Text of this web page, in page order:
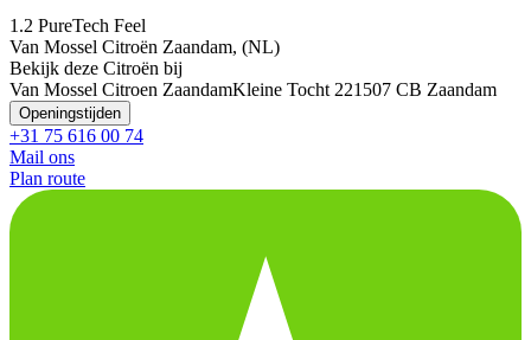
1.2 PureTech Feel
Van Mossel Citroën Zaandam, (NL)
Bekijk deze Citroën bij
Van Mossel Citroen ZaandamKleine Tocht 221507 CB Zaandam
Openingstijden
+31 75 616 00 74
Mail ons
Plan route